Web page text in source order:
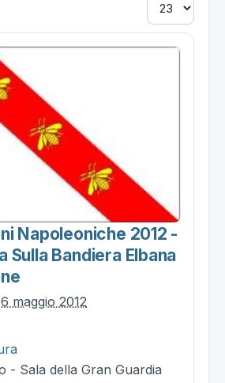
Napoleoniche 2012 -
Sulla Bandiera Elbana
maggio 2012
- Sala della Gran Guardia